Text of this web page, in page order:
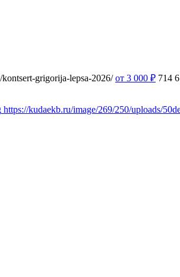
grigorija-lepsa-2026/ от 3 000 ₽ 714 6
https://kudaekb.ru/image/269/250/uploads/